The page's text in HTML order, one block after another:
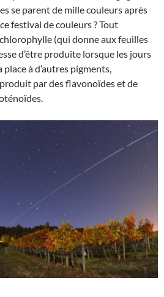
se parent de mille couleurs après
festival de couleurs ? Tout
(qui donne aux feuilles
d’être produite lorsque les jours
à d’autres pigments,
par des flavonoïdes et de